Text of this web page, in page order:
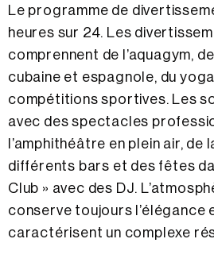
Le programme de
heures sur 24. Les
comprennent de l’aquagym,
cubaine et espagnole, du
compétitions sportives. Les
avec des spectacles
l’amphithéâtre en plein air, de
différents bars et des fêtes
Club » avec des DJ.
conserve toujours l’élégance
caractérisent un complexe